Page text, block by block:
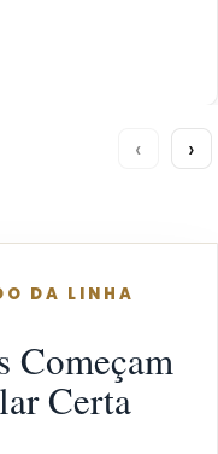
‹ ›
DA LINHA
Começam
Certa